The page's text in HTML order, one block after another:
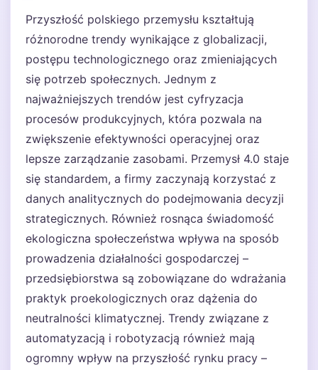
Przyszłość polskiego przemysłu kształtują
różnorodne trendy wynikające z globalizacji,
postępu technologicznego oraz zmieniających
się potrzeb społecznych. Jednym z
najważniejszych trendów jest cyfryzacja
procesów produkcyjnych, która pozwala na
zwiększenie efektywności operacyjnej oraz
lepsze zarządzanie zasobami. Przemysł 4.0 staje
się standardem, a firmy zaczynają korzystać z
danych analitycznych do podejmowania decyzji
strategicznych. Również rosnąca świadomość
ekologiczna społeczeństwa wpływa na sposób
prowadzenia działalności gospodarczej –
przedsiębiorstwa są zobowiązane do wdrażania
praktyk proekologicznych oraz dążenia do
neutralności klimatycznej. Trendy związane z
automatyzacją i robotyzacją również mają
ogromny wpływ na przyszłość rynku pracy –